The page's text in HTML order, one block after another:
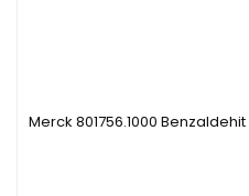
Merck 801756.1000